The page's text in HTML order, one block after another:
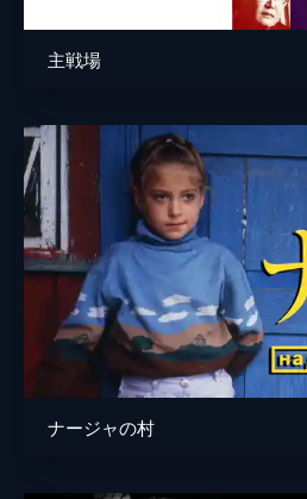
主戦場
ナージャの村